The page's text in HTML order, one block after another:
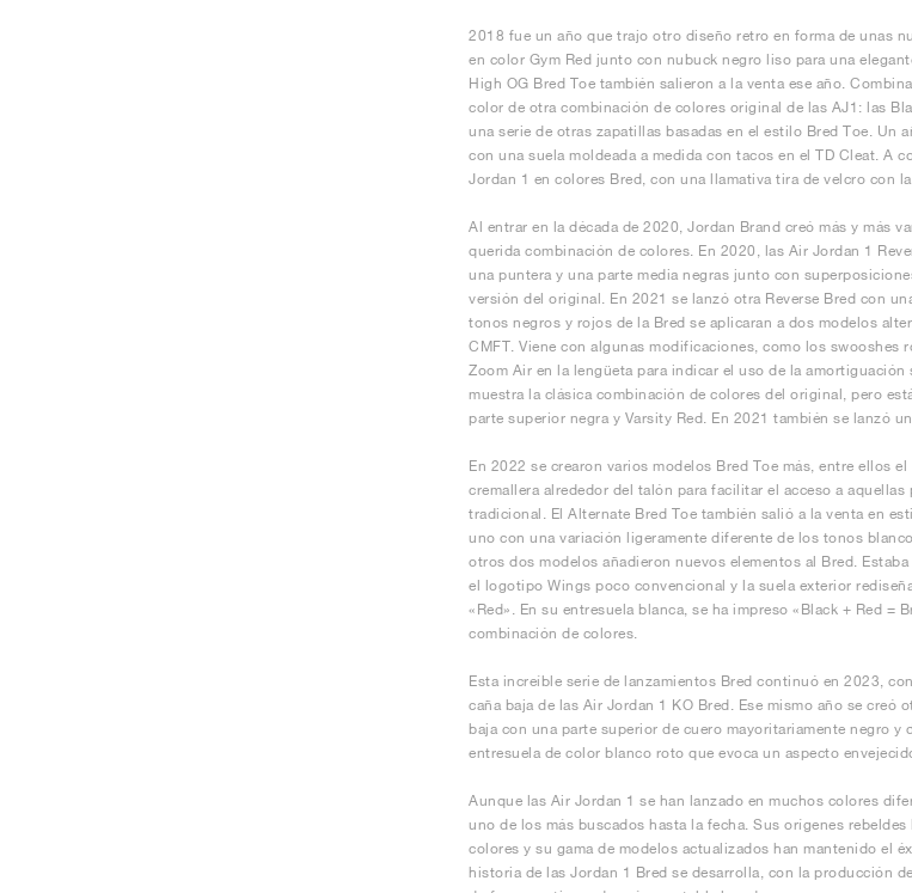
2018 fue un año que trajo otro diseño retro en forma de unas
en color Gym Red junto con nubuck negro liso para una
High OG Bred Toe también salieron a la venta ese año.
color de otra combinación de colores original de las AJ1: las
una serie de otras zapatillas basadas en el estilo Bred Toe. Un
con una suela moldeada a medida con tacos en el TD Cleat.
Jordan 1 en colores Bred, con una llamativa tira de velcro con
Al entrar en la década de 2020, Jordan Brand creó más y más
querida combinación de colores. En 2020, las Air Jordan 1
una puntera y una parte media negras junto con
versión del original. En 2021 se lanzó otra Reverse Bred con
tonos negros y rojos de la Bred se aplicaran a dos modelos
CMFT. Viene con algunas modificaciones, como los swooshes
Zoom Air en la lengüeta para indicar el uso de la
muestra la clásica combinación de colores del original, pero
parte superior negra y Varsity Red. En 2021 también se lanzó
En 2022 se crearon varios modelos Bred Toe más, entre ellos
cremallera alrededor del talón para facilitar el acceso a
tradicional. El Alternate Bred Toe también salió a la venta en
uno con una variación ligeramente diferente de los tonos
otros dos modelos añadieron nuevos elementos al Bred.
el logotipo Wings poco convencional y la suela exterior
«Red». En su entresuela blanca, se ha impreso «Black + Red
combinación de colores.
Esta increíble serie de lanzamientos Bred continuó en 2023,
caña baja de las Air Jordan 1 KO Bred. Ese mismo año se creó
baja con una parte superior de cuero mayoritariamente negro
entresuela de color blanco roto que evoca un aspecto
Aunque las Air Jordan 1 se han lanzado en muchos colores
uno de los más buscados hasta la fecha. Sus orígenes
colores y su gama de modelos actualizados han mantenido el
historia de las Jordan 1 Bred se desarrolla, con la producción